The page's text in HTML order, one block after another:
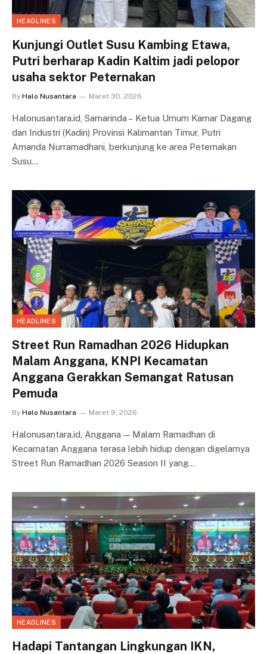
HEADLINES
Kunjungi Outlet Susu Kambing Etawa,
Putri berharap Kadin Kaltim jadi pelopor
usaha sektor Peternakan
By Halo Nusantara Maret 30, 2026
Halonusantara.id, Samarinda – Ketua Umum Kamar Dagang
dan Industri (Kadin) Provinsi Kalimantan Timur, Putri
Amanda Nurramadhani, berkunjung ke area Peternakan
Susu…
HEADLINES
Street Run Ramadhan 2026 Hidupkan
Malam Anggana, KNPI Kecamatan
Anggana Gerakkan Semangat Ratusan
Pemuda
By Halo Nusantara Maret 9, 2026
Halonusantara.id, Anggana — Malam Ramadhan di
Kecamatan Anggana terasa lebih hidup dengan digelarnya
Street Run Ramadhan 2026 Season II yang…
HEADLINES
Hadapi Tantangan Lingkungan IKN,